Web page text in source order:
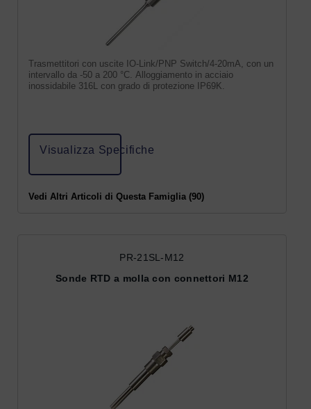
Trasmettitori con uscite IO-Link/PNP Switch/4-20mA, con un
intervallo da -50 a 200 °C. Alloggiamento in acciaio
inossidabile 316L con grado di protezione IP69K.
Visualizza Specifiche
Vedi Altri Articoli di Questa Famiglia (90)
PR-21SL-M12
Sonde RTD a molla con connettori M12